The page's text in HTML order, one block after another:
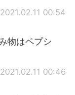
2021.02.11 00:54
物はペプシ
2021.02.11 00:46